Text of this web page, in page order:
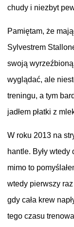
chudy i niezbyt
Pamiętam, że
Sylvestrem
swoją
wyglądać, ale
treningu, a tym
jadłem płatki z
W roku 2013 na
hantle. Były
mimo to
wtedy pierwszy
gdy cała krew
tego czasu